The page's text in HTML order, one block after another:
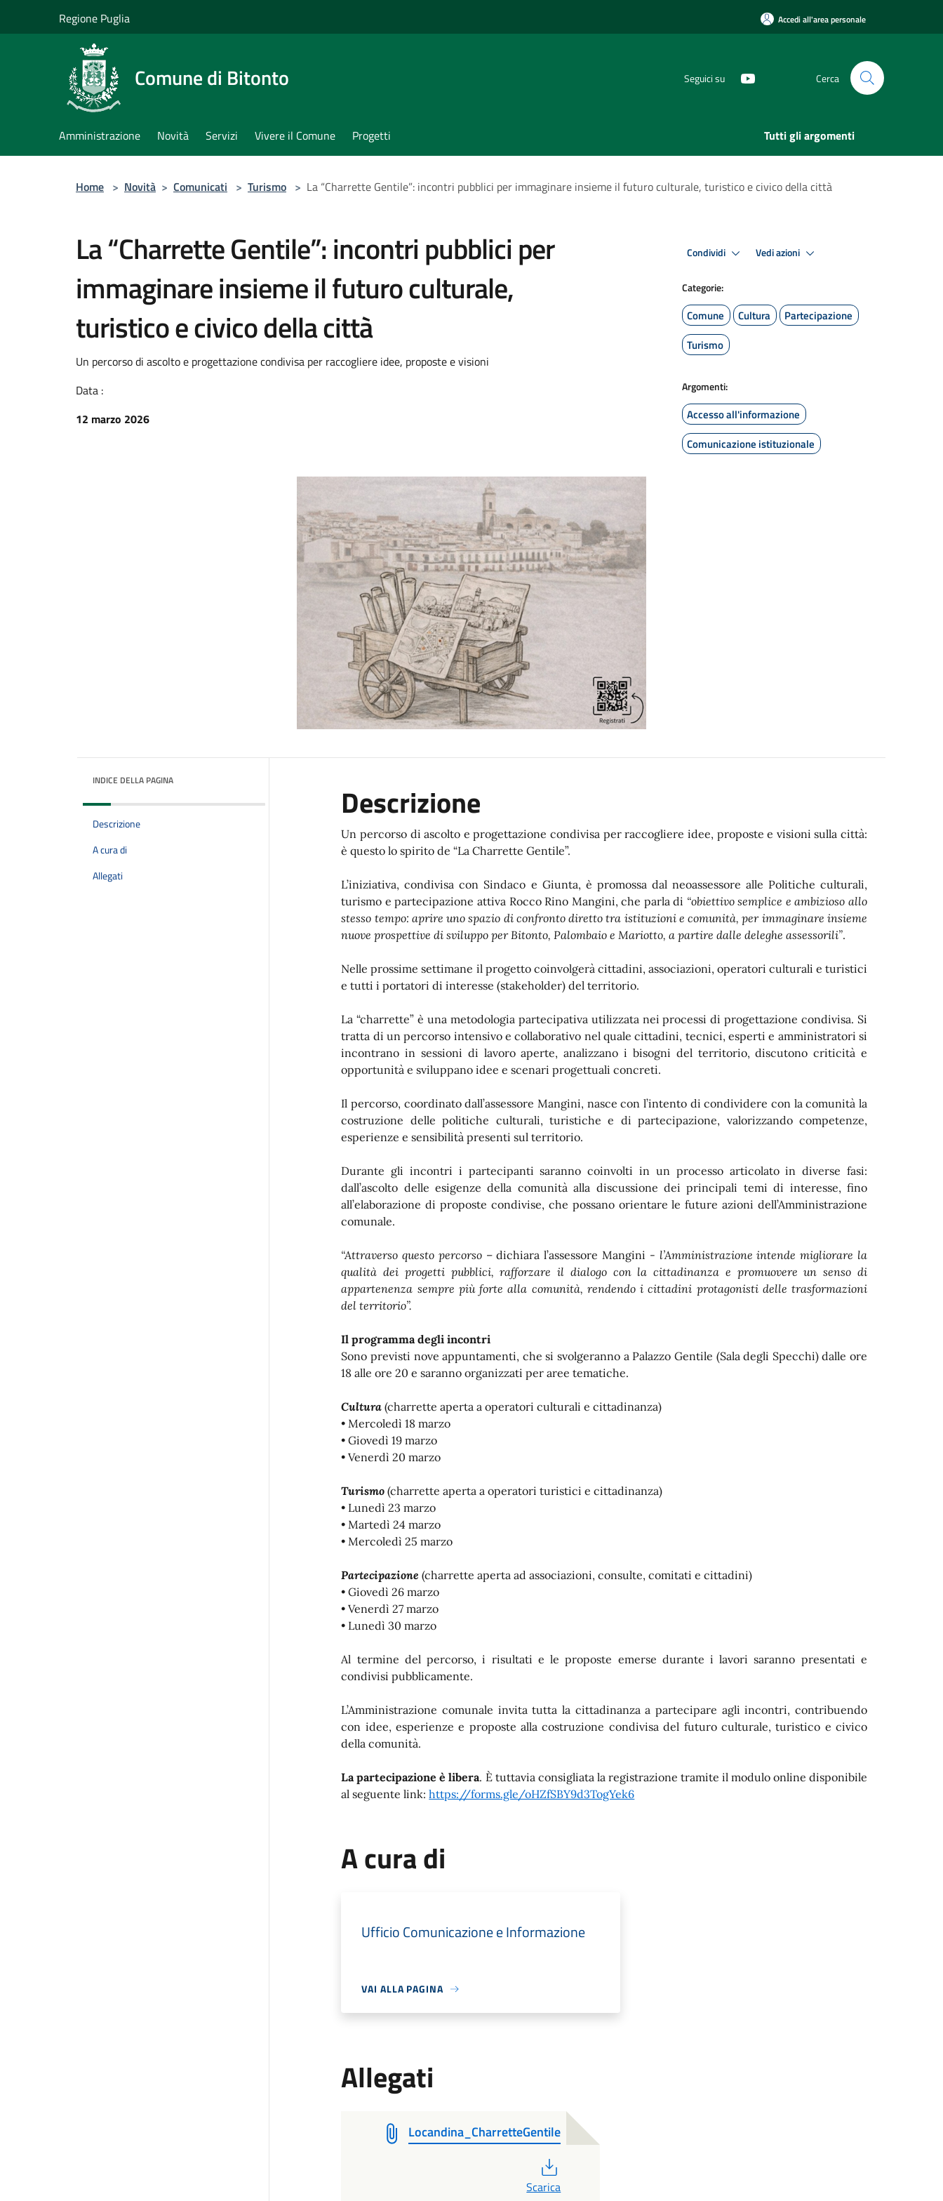
Regione Puglia Accedi all'area personale
Comune di Bitonto Seguici su Cerca
Amministrazione Novità Servizi Vivere il Comune Progetti Tutti gli argomenti
Home > Novità > Comunicati > Turismo > La “Charrette Gentile”: incontri pubblici per immaginare insieme il futuro culturale, turistico e civico della città
La “Charrette Gentile”: incontri pubblici per
immaginare insieme il futuro culturale,
turistico e civico della città
Un percorso di ascolto e progettazione condivisa per raccogliere idee, proposte e visioni
Data :
12 marzo 2026
Condividi Vedi azioni
Categorie:
Comune Cultura
Partecipazione
Turismo
Argomenti:
Accesso all'informazione
Comunicazione istituzionale
INDICE DELLA PAGINA
Descrizione
A cura di
Allegati
Descrizione
Un percorso di ascolto e progettazione condivisa per raccogliere idee, proposte e visioni sulla città:
è questo lo spirito de “La Charrette Gentile”.
L’iniziativa, condivisa con Sindaco e Giunta, è promossa dal neoassessore alle Politiche culturali,
turismo e partecipazione attiva Rocco Rino Mangini, che parla di “obiettivo semplice e ambizioso allo
stesso tempo: aprire uno spazio di confronto diretto tra istituzioni e comunità, per immaginare insieme
nuove prospettive di sviluppo per Bitonto, Palombaio e Mariotto, a partire dalle deleghe assessorili”.
Nelle prossime settimane il progetto coinvolgerà cittadini, associazioni, operatori culturali e turistici
e tutti i portatori di interesse (stakeholder) del territorio.
La “charrette” è una metodologia partecipativa utilizzata nei processi di progettazione condivisa. Si
tratta di un percorso intensivo e collaborativo nel quale cittadini, tecnici, esperti e amministratori si
incontrano in sessioni di lavoro aperte, analizzano i bisogni del territorio, discutono criticità e
opportunità e sviluppano idee e scenari progettuali concreti.
Il percorso, coordinato dall’assessore Mangini, nasce con l’intento di condividere con la comunità la
costruzione delle politiche culturali, turistiche e di partecipazione, valorizzando competenze,
esperienze e sensibilità presenti sul territorio.
Durante gli incontri i partecipanti saranno coinvolti in un processo articolato in diverse fasi:
dall’ascolto delle esigenze della comunità alla discussione dei principali temi di interesse, fino
all’elaborazione di proposte condivise, che possano orientare le future azioni dell’Amministrazione
comunale.
“Attraverso questo percorso– dichiara l’assessore Mangini - l’Amministrazione intende migliorare la
qualità dei progetti pubblici, rafforzare il dialogo con la cittadinanza e promuovere un senso di
appartenenza sempre più forte alla comunità, rendendo i cittadini protagonisti delle trasformazioni
del territorio”.
Il programma degli incontri
Sono previsti nove appuntamenti, che si svolgeranno a Palazzo Gentile (Sala degli Specchi) dalle ore
18 alle ore 20 e saranno organizzati per aree tematiche.
Cultura (charrette aperta a operatori culturali e cittadinanza)
• Mercoledì 18 marzo
• Giovedì 19 marzo
• Venerdì 20 marzo
Turismo(charrette aperta a operatori turistici e cittadinanza)
• Lunedì 23 marzo
• Martedì 24 marzo
• Mercoledì 25 marzo
Partecipazione(charrette aperta ad associazioni, consulte, comitati e cittadini)
• Giovedì 26 marzo
• Venerdì 27 marzo
• Lunedì 30 marzo
Al termine del percorso, i risultati e le proposte emerse durante i lavori saranno presentati e
condivisi pubblicamente.
L’Amministrazione comunale invita tutta la cittadinanza a partecipare agli incontri, contribuendo
con idee, esperienze e proposte alla costruzione condivisa del futuro culturale, turistico e civico
della comunità.
La partecipazione è libera. È tuttavia consigliata la registrazione tramite il modulo online disponibile
al seguente link:https://forms.gle/oHZfSBY9d3TogYek6
A cura di
Ufficio Comunicazione e Informazione
VAI ALLA PAGINA
Allegati
Locandina_CharretteGentile
Scarica